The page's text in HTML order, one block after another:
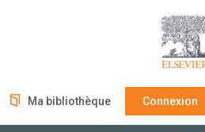
Ma bibliothèque Connexion